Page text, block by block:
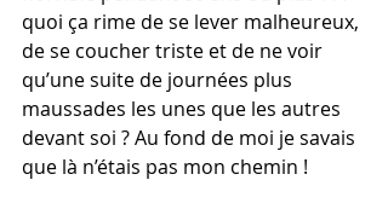
quoi ça rime de se lever malheureux,
de se coucher triste et de ne voir
qu’une suite de journées plus
maussades les unes que les autres
devant soi ? Au fond de moi je savais
que là n’étais pas mon chemin !